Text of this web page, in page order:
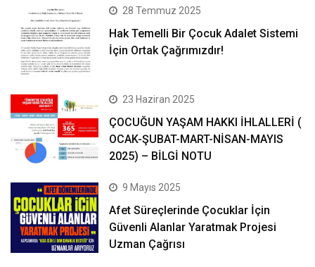
28 Temmuz 2025
Hak Temelli Bir Çocuk Adalet Sistemi
İçin Ortak Çağrımızdır!
23 Haziran 2025
ÇOCUĞUN YAŞAM HAKKI İHLALLERİ (
OCAK-ŞUBAT-MART-NİSAN-MAYIS
2025) – BİLGİ NOTU
9 Mayıs 2025
Afet Süreçlerinde Çocuklar İçin
Güvenli Alanlar Yaratmak Projesi
Uzman Çağrısı